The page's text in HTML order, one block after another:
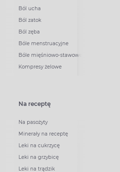
Ból ucha
Ból zatok
Ból zęba
Bóle menstruacyjne
Bóle mięśniowo-stawowe
Kompresy żelowe
Na receptę
Na pasożyty
Minerały na receptę
Leki na cukrzycę
Leki na grzybicę
Leki na trądzik